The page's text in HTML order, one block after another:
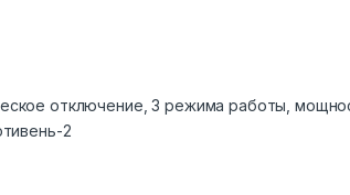
отключение, 3 режима работы,
2